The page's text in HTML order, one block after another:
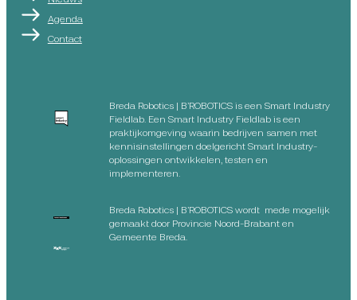
Agenda
Contact
Breda Robotics | B’ROBOTICS is een Smart Industry
Fieldlab. Een Smart Industry Fieldlab is een
praktijkomgeving waarin bedrijven samen met
kennisinstellingen doelgericht Smart Industry-
oplossingen ontwikkelen, testen en
implementeren.
Breda Robotics | B’ROBOTICS wordt mede mogelijk
gemaakt door Provincie Noord-Brabant en
Gemeente Breda.